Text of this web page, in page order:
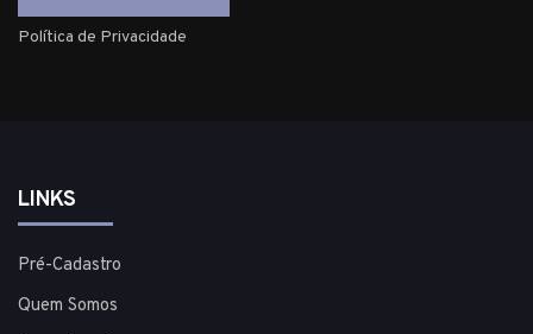
Política de Privacidade
LINKS
Pré-Cadastro
Quem Somos